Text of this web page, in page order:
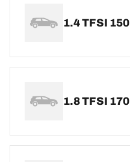
1.4 TFSI 150
1.8 TFSI 170